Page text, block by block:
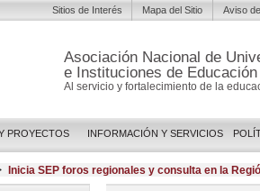
Asociación Nacional de
e Instituciones de
Al servicio y fortalecimiento de la
PROYECTOS INFORMACIÓN Y SERVICIOS
Sitios de Interés Mapa del Sitio Aviso
Inicia SEP foros regionales y consulta en la